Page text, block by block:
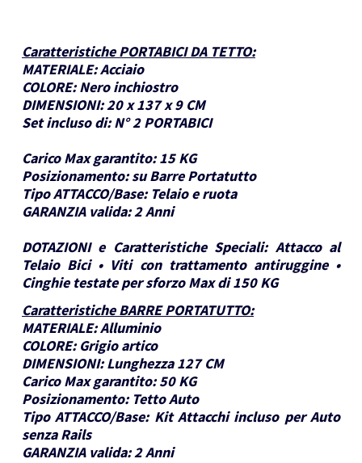
Caratteristiche PORTABICI DA TETTO:
MATERIALE:Acciaio
COLORE: Nero inchiostro
DIMENSIONI:20 x 137 x 9 CM
Set incluso di: N° 2 PORTABICI
Carico Max garantito: 15 KG
Posizionamento: su Barre Portatutto
Tipo ATTACCO/Base: Telaio e ruota
GARANZIA valida:2 Anni
DOTAZIONI e Caratteristiche Speciali: Attacco al
Telaio Bici • Viti con trattamento antiruggine •
Cinghie testate per sforzo Max di 150 KG
Caratteristiche BARRE PORTATUTTO:
MATERIALE:Alluminio
COLORE: Grigio artico
DIMENSIONI: Lunghezza 127 CM
Carico Max garantito: 50 KG
Posizionamento: Tetto Auto
Tipo ATTACCO/Base: Kit Attacchi incluso per Auto
senza Rails
GARANZIA valida:2 Anni